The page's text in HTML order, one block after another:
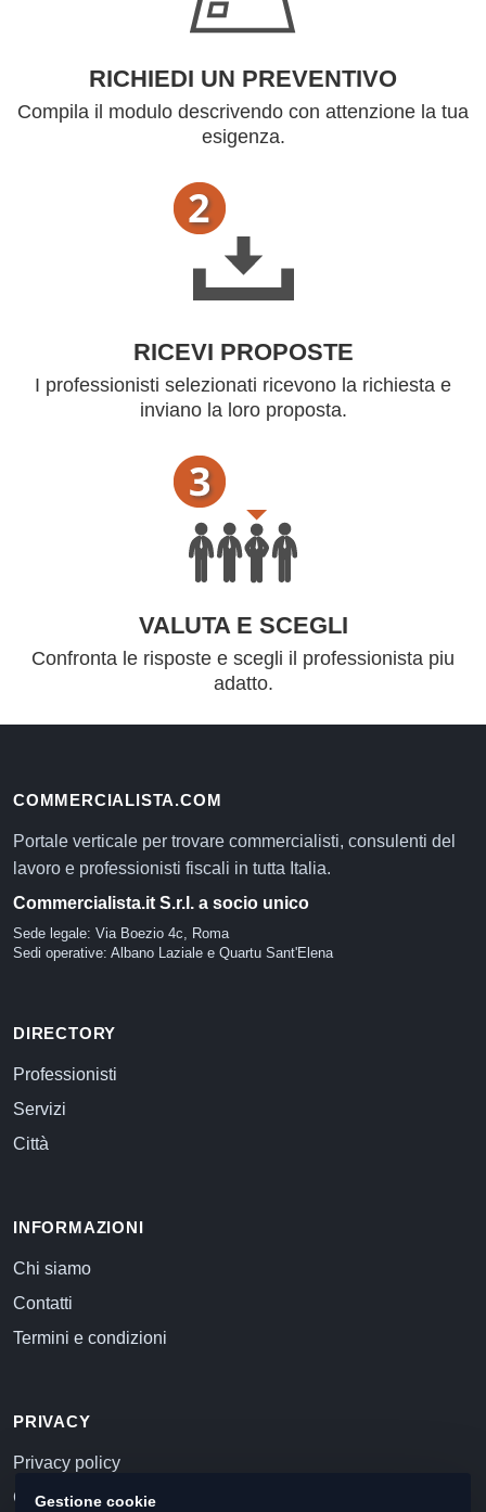
RICHIEDI UN PREVENTIVO
Compila il modulo descrivendo con attenzione la tua
esigenza.
RICEVI PROPOSTE
I professionisti selezionati ricevono la richiesta e
inviano la loro proposta.
VALUTA E SCEGLI
Confronta le risposte e scegli il professionista piu
adatto.
COMMERCIALISTA.COM
Portale verticale per trovare commercialisti, consulenti del
lavoro e professionisti fiscali in tutta Italia.
Commercialista.it S.r.l. a socio unico
Sede legale: Via Boezio 4c, Roma
Sedi operative: Albano Laziale e Quartu Sant'Elena
DIRECTORY
Professionisti
Servizi
Città
INFORMAZIONI
Chi siamo
Contatti
Termini e condizioni
PRIVACY
Privacy policy
Cookie policy
Gestione cookie